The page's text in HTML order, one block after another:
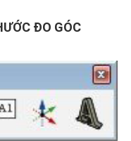
ĐO GÓC